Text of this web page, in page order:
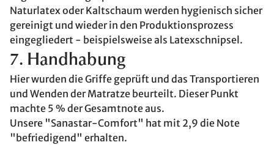
Naturlatex oder Kaltschaum werden hygienisch sicher
gereinigt und wieder in den Produktionsprozess
eingegliedert - beispielsweise als Latexschnipsel.
7. Handhabung
Hier wurden die Griffe geprüft und das Transportieren
und Wenden der Matratze beurteilt. Dieser Punkt
machte 5 % der Gesamtnote aus.
Unsere "Sanastar-Comfort" hat mit 2,9 die Note
"befriedigend" erhalten.